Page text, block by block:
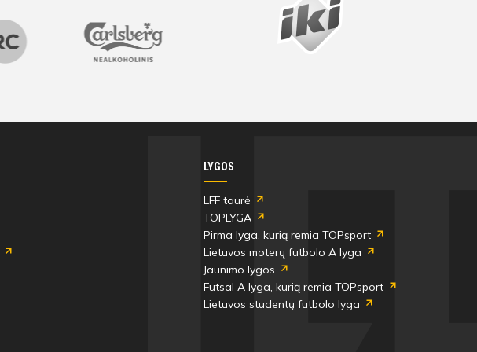
LYGOS
LFF taurė
TOPLYGA
Pirma lyga, kurią remia TOPsport
Lietuvos moterų futbolo A lyga
Jaunimo lygos
Futsal A lyga, kurią remia TOPsport
Lietuvos studentų futbolo lyga